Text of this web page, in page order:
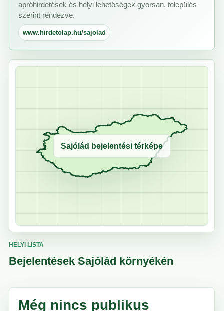
apróhirdetések és helyi lehetőségek gyorsan, település
szerint rendezve.
www.hirdetolap.hu/sajolad
Sajólád bejelentési térképe
HELYI LISTA
Bejelentések Sajólád környékén
Még nincs publikus